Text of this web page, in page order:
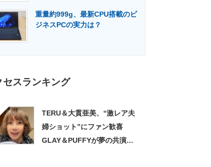
重量約999g、最新CPU搭載のビ
ジネスPCの実力は？
セスランキング
TERU＆大貫亜美、“激レア夫
婦ショット”にファン歓喜
GLAY＆PUFFYが夢の共演